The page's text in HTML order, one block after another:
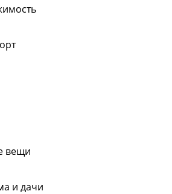
вещи
и дачи